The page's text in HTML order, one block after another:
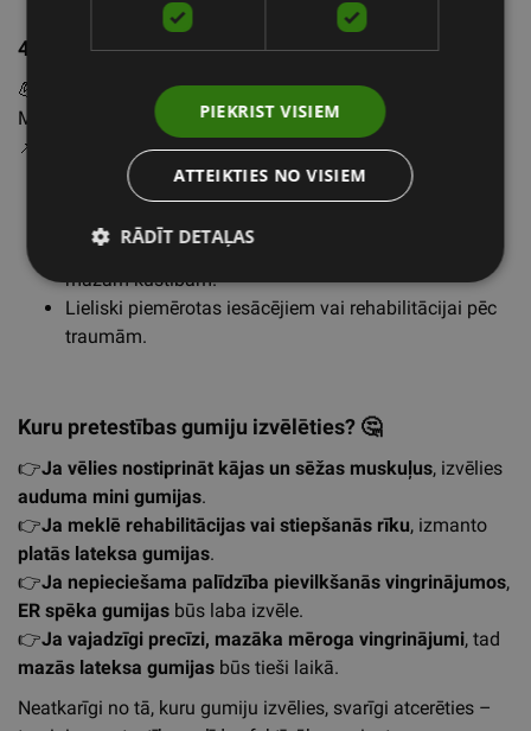
4. Mazās lateksa gumijas🟡🟠⚫
💪
Dzeltena (vieglākā) → Oranža → Pelēka →
Melna (stiprākā)
📌
Kur izmantot?
Piemērotas plaukstu, rokas un mazāko muskuļu
stiprināšanai.
Ideāli piemērotas fizioterapijas vingrinājumiem un
mazām kustībām.
Lieliski piemērotas iesācējiem vai rehabilitācijai pēc
traumām.
Kuru pretestības gumiju izvēlēties? 🤔
👉Ja vēlies nostiprināt kājas un sēžas muskuļus, izvēlies
auduma mini gumijas.
👉Ja meklē rehabilitācijas vai stiepšanās rīku, izmanto
platās lateksa gumijas.
👉Ja nepieciešama palīdzība pievilkšanās vingrinājumos,
ER spēka gumijas būs laba izvēle.
👉Ja vajadzīgi precīzi, mazāka mēroga vingrinājumi, tad
mazās lateksa gumijas būs tieši laikā.
Neatkarīgi no tā, kuru gumiju izvēlies, svarīgi atcerēties –
PIEKRIST VISIEM
ATTEIKTIES NO VISIEM
RĀDĪT DETAĻAS